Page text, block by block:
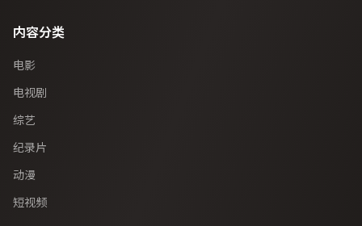
内容分类
电影
电视剧
综艺
纪录片
动漫
短视频